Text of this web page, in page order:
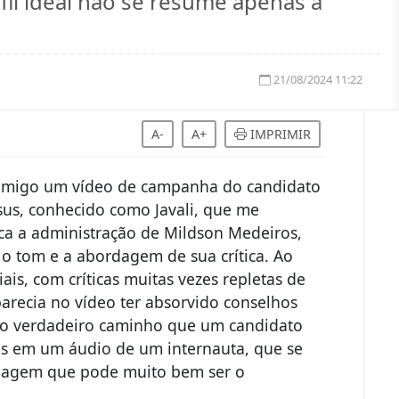
21/08/2024 11:22
A- A+ IMPRIMIR
um vídeo de campanha do candidato
conhecido como Javali, que me
a administração de Mildson Medeiros,
tom e a abordagem de sua crítica. Ao
com críticas muitas vezes repletas de
no vídeo ter absorvido conselhos
verdadeiro caminho que um candidato
em um áudio de um internauta, que se
que pode muito bem ser o